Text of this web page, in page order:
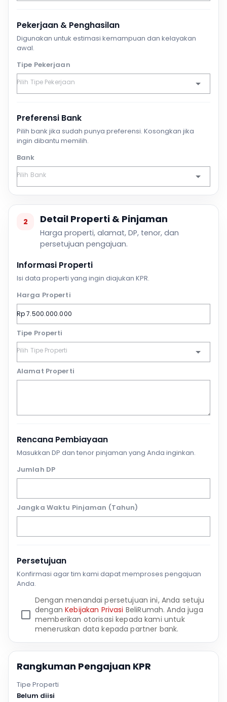
Pekerjaan & Penghasilan
Digunakan untuk estimasi kemampuan dan kelayakan
awal.
Tipe Pekerjaan
Preferensi Bank
Pilih bank jika sudah punya preferensi. Kosongkan jika
ingin dibantu memilih.
Bank
2 Detail Properti & Pinjaman
Harga properti, alamat, DP, tenor, dan
persetujuan pengajuan.
Informasi Properti
Isi data properti yang ingin diajukan KPR.
Harga Properti
Tipe Properti
Alamat Properti
Rencana Pembiayaan
Masukkan DP dan tenor pinjaman yang Anda inginkan.
Jumlah DP
Jangka Waktu Pinjaman (Tahun)
Persetujuan
Konfirmasi agar tim kami dapat memproses pengajuan
Anda.
Dengan menandai persetujuan ini, Anda setuju
denganKebijakan Privasi BeliRumah. Anda juga
memberikan otorisasi kepada kami untuk
meneruskan data kepada partner bank.
Rangkuman Pengajuan KPR
Tipe Properti
Belum diisi